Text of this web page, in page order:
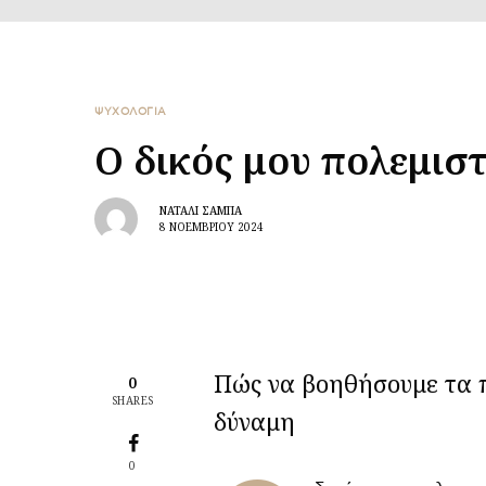
ΨΥΧΟΛΟΓΙΑ
Ο δικός μου
ΝΑΤΑΛΊ ΣΑΜΠΆ
8 ΝΟΕΜΒΡΊΟΥ 2024
0
SHARES
0
Πώς να βοηθήσουμε τα
δύναμη